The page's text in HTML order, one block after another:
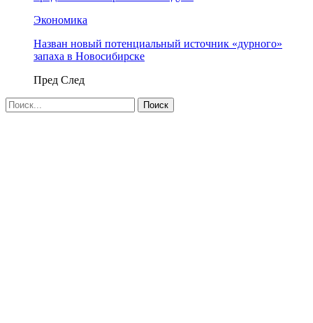
Экономика
Назван новый потенциальный источник «дурного»
запаха в Новосибирске
Пред След